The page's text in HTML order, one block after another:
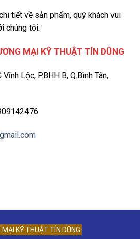
tiết về sản phẩm, quý khách vui
chúng tôi:
MẠI KỸ THUẬT TÍN DŨNG
Lộc, P.BHH B, Q.Bình Tân,
KỸ THUẬT TÍN DŨNG